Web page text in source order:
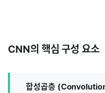
CNN의 핵심 구성 요소
합성곱층